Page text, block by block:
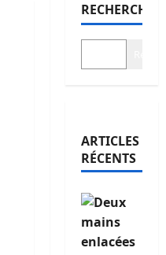
RECHERCHER
ARTICLES
RÉCENTS